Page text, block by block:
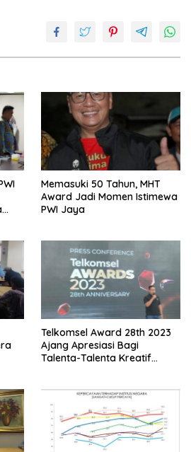
Memasuki 50 Tahun, MHT
Award Jadi Momen Istimewa
PWI Jaya
Telkomsel Award 28th 2023
Ajang Apresiasi Bagi
Talenta-Talenta Kreatif